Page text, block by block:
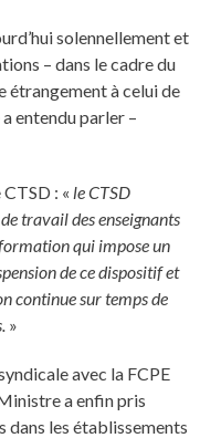
solennellement et
– dans le cadre du
étrangement à celui de
entendu parler –
: « le CTSD
travail des enseignants
qui impose un
de ce dispositif et
continue sur temps de
»
avec la FCPE
a enfin pris
dans les établissements